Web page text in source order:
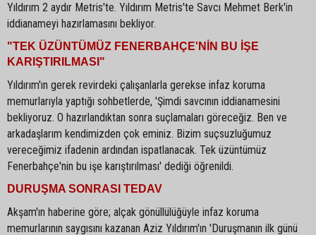
Yıldırım 2 aydır Metris'te. Yıldırım Metris'te Savcı Mehmet Berk'in
iddianameyi hazırlamasını bekliyor.
"TEK ÜZÜNTÜMÜZ FENERBAHÇE'NİN BU İŞE
KARIŞTIRILMASI"
Yıldırım'ın gerek revirdeki çalışanlarla gerekse infaz koruma
memurlarıyla yaptığı sohbetlerde, 'Şimdi savcının iddianamesini
bekliyoruz. O hazırlandıktan sonra suçlamaları göreceğiz. Ben ve
arkadaşlarım kendimizden çok eminiz. Bizim suçsuzluğumuz
vereceğimiz ifadenin ardından ispatlanacak. Tek üzüntümüz
Fenerbahçe'nin bu işe karıştırılması' dediği öğrenildi.
DURUŞMA SONRASI TEDAV
Akşam'ın haberine göre; alçak gönüllülüğüyle infaz koruma
memurlarının saygısını kazanan Aziz Yıldırım'ın 'Duruşmanın ilk günü